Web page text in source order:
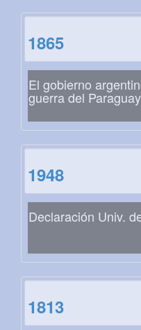
1865
El gobierno
guerra del Paraguay
1948
Declaración Univ.
1813